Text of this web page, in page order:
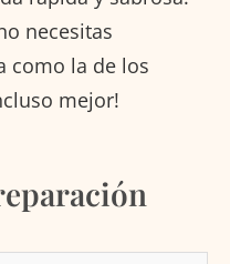
necesitas
como la de los
mejor!